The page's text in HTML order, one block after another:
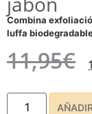
Combina
luffa
11,95€